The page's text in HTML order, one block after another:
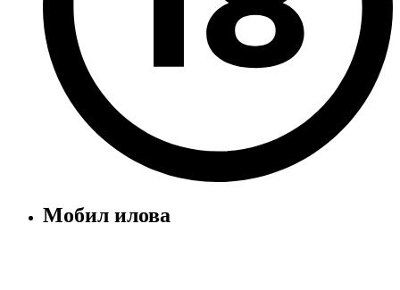
Мобил илова